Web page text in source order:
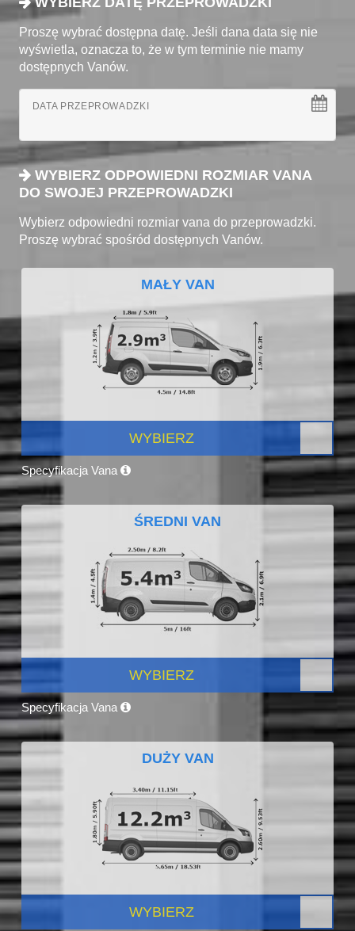
Proszę wybrać dostępna datę. Jeśli dana data się nie
wyświetla, oznacza to, że w tym terminie nie mamy
dostępnych Vanów.
DATA PRZEPROWADZKI
WYBIERZ ODPOWIEDNI ROZMIAR VANA
DO SWOJEJ PRZEPROWADZKI
Wybierz odpowiedni rozmiar vana do przeprowadzki.
Proszę wybrać spośród dostępnych Vanów.
MAŁY VAN
WYBIERZ
Specyfikacja Vana
ŚREDNI VAN
WYBIERZ
Specyfikacja Vana
DUŻY VAN
WYBIERZ